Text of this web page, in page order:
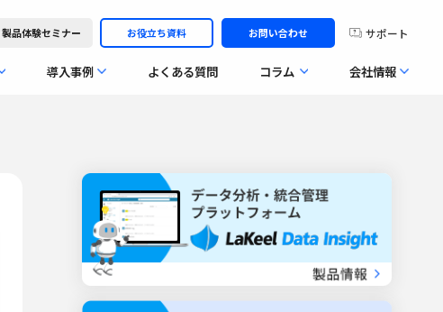
品体験セミナー お役立ち資料 お問い合わせ サポート
導入事例 よくある質問 コラム 会社情報